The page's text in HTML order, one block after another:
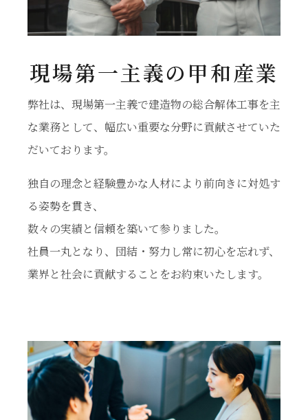
現場第一主義の甲和産業
弊社は、現場第一主義で建造物の総合解体工事を主
な業務として、幅広い重要な分野に貢献させていた
だいております。
独自の理念と経験豊かな人材により前向きに対処す
る姿勢を貫き、
数々の実績と信頼を築いて参りました。
社員一丸となり、団結・努力し常に初心を忘れず、
業界と社会に貢献することをお約束いたします。